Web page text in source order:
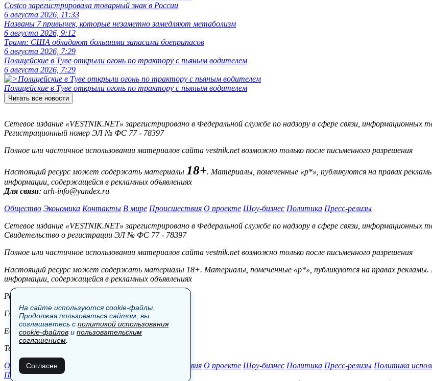
Costco зарегистрировала товарный знак в России
6 августа 2026, 11:33
Названы 7 привычек, которые незаметно замедляют метаболизм
6 августа 2026, 9:12
Трамп: США обладают большими запасами боеприпасов
6 августа 2026, 7:29
Полицейские в Туве открыли огонь по трактору с пьяным водителем
6 августа 2026, 7:29
Полицейские в Туве открыли огонь по трактору с пьяным водителем
Читать все новости
Сетевое издание «VESTNIK.NET» зарегистрировано в Федеральной службе по надзору в сфере связи, информационных
Регистрационный номер ЭЛ № ФС 77 - 78397
Полное или частичное использовании материалов сайта vestnik.net возможно только после письменного разрешения
Настоящий ресурс может содержать материалы 18+. Материалы, помеченные «р*», публикуются на правах
информации, содержащейся в рекламных объявлениях
Для связи: arh-info@yandex.ru
Общество Экономика Контакты В мире Происшествия О проекте Шоу-бизнес Политика Пресс-релизы
Сетевое издание «VESTNIK.NET» зарегистрировано в Федеральной службе по надзору в сфере связи, информационных
Свидетельство о регистрации ЭЛ № ФС 77 - 78397
Полное или частичное использовании материалов сайта vestnik.net возможно только после письменного разрешения
Настоящий ресурс может содержать материалы 18+. Материалы, помеченные «р*», публикуются на правах рекламы.
информации, содержащейся в рекламных объявлениях
Редакция:
Главный редактор: Боровов М.С.
E-mail: site@vestnik.net, reb.msk@yandex.ru
Тел.: +7 (921) 720-00-97
Общество Экономика Происшествия О проекте Шоу-бизнес Политика Пресс-релизы Политика
Пользовательское соглашение
На сайте используются cookie-файлы.
Продолжая пользоваться сайтом, вы
соглашаетесь с политикой использования
cookie-файлов и пользовательским
соглашением
Согласен